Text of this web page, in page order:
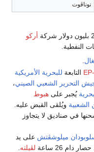
نوناڤوت
أركو
النفطية.
.
التابعة للبحرية الأمريكية
التحرير الشعبي الصيني،
يُجبر علىهبوط
الشعبية ويُلقى القبض عليه.
في صناديق لا يتجاوز
ميلوشڤتش على يد
دام 26 ساعة لڤيلته